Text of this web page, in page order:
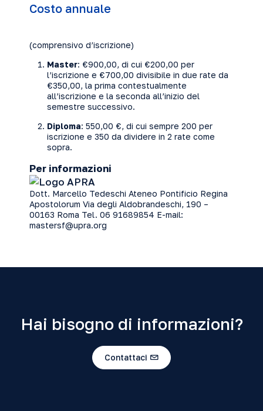
Costo annuale
(comprensivo d’iscrizione)
Master: €900,00, di cui €200,00 per
l’iscrizione e €700,00 divisibile in due rate da
€350,00, la prima contestualmente
all’iscrizione e la seconda all’inizio del
semestre successivo.
Diploma: 550,00 €, di cui sempre 200 per
iscrizione e 350 da dividere in 2 rate come
sopra.
Per informazioni
Dott. Marcello Tedeschi Ateneo Pontificio Regina
Apostolorum Via degli Aldobrandeschi, 190 –
00163 Roma Tel. 06 91689854 E-mail:
mastersf@upra.org
Hai bisogno di informazioni?
Contattaci